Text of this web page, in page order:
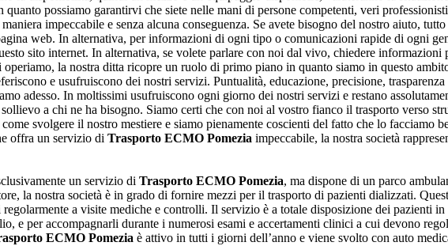
possiamo garantirvi che siete nelle mani di persone competenti, veri
impeccabile e senza alcuna conseguenza. Se avete bisogno del nostro aiuto,
web. In alternativa, per informazioni di ogni tipo o comunicazioni rapide di ogni
sito internet. In alternativa, se volete parlare con noi dal vivo, chiedere informazioni
operiamo, la nostra ditta ricopre un ruolo di primo piano in quanto siamo in questo
e usufruiscono dei nostri servizi. Puntualità, educazione, precisione,
adesso. In moltissimi usufruiscono ogni giorno dei nostri servizi e restano
a chi ne ha bisogno. Siamo certi che con noi al vostro fianco il trasporto verso
svolgere il nostro mestiere e siamo pienamente coscienti del fatto che lo facciamo
offra un servizio di Trasporto ECMO Pomezia impeccabile, la nostra società
un servizio di Trasporto ECMO Pomezia, ma dispone di un parco
la nostra società è in grado di fornire mezzi per il trasporto di pazienti dializzati.
a visite mediche e controlli. Il servizio è a totale disposizione dei pazienti
e per accompagnarli durante i numerosi esami e accertamenti clinici a cui devono
ECMO Pomezia è attivo in tutti i giorni dell’anno e viene svolto con auto